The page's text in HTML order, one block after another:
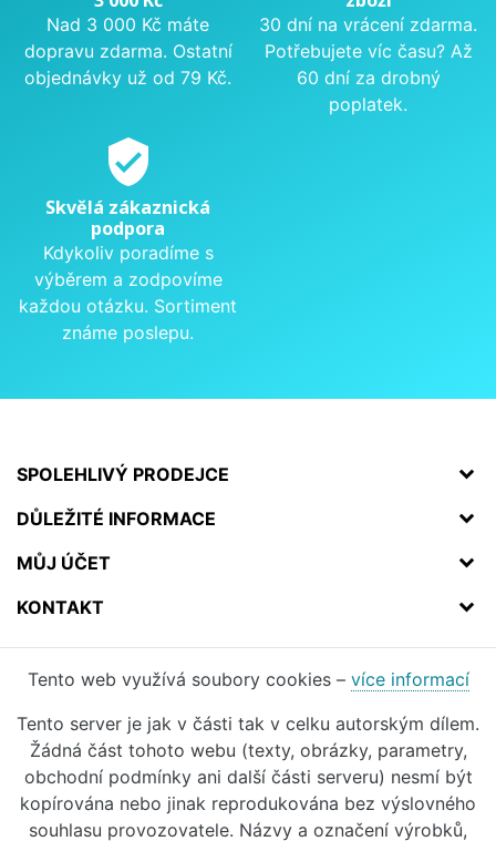
Nad 3 000 Kč máte
dopravu zdarma. Ostatní
objednávky už od 79 Kč.
30 dní na vrácení zdarma.
Potřebujete víc času? Až
60 dní za drobný
poplatek.
verified_user
Skvělá zákaznická
podpora
Kdykoliv poradíme s
výběrem a zodpovíme
každou otázku. Sortiment
známe poslepu.
SPOLEHLIVÝ PRODEJCE
DŮLEŽITÉ INFORMACE
MŮJ ÚČET
KONTAKT
Tento web využívá soubory cookies – více informací
Tento server je jak v části tak v celku autorským dílem.
Žádná část tohoto webu (texty, obrázky, parametry,
obchodní podmínky ani další části serveru) nesmí být
kopírována nebo jinak reprodukována bez výslovného
souhlasu provozovatele. Názvy a označení výrobků,